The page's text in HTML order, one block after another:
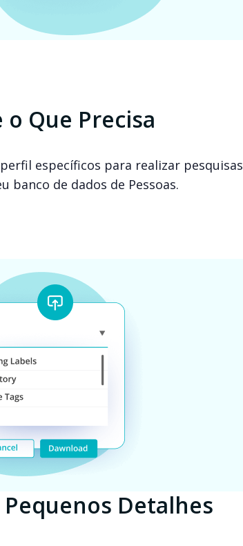
Que Precisa
específicos para realizar pesquisas
banco de dados de Pessoas.
Pequenos Detalhes